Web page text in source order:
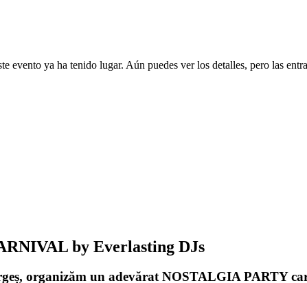
evento ya ha tenido lugar. Aún puedes ver los detalles, pero las
by Everlasting DJs
organizăm un adevărat NOSTALGIA PARTY